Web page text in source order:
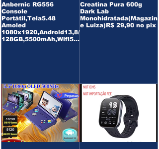
Anbernic RG556
Console
Portátil,Tela5.48
Amoled
1080x1920,Android13,8/
128GB,5500mAh,Wifi5,
Creatina Pura 600g
Dark Lab
Monohidratada(Magazin
e Luiza)R$ 29,90 no pix